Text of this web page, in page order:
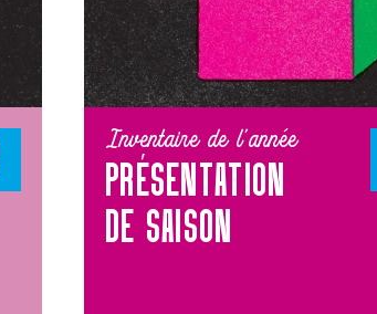
Inventaire de l'année
PRÉSENTATION
DE SAISON